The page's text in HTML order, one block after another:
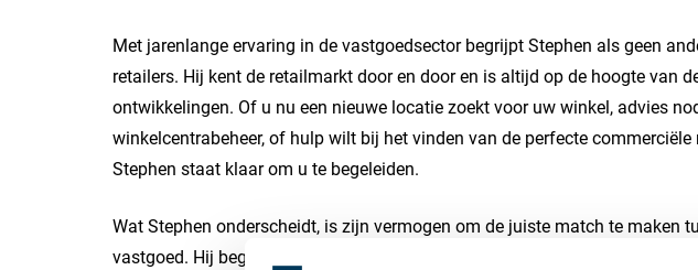
Met jarenlange ervaring in de vastgoedsector begrijpt Stephen als geen
retailers. Hij kent de retailmarkt door en door en is altijd op de hoogte van
ontwikkelingen. Of u nu een nieuwe locatie zoekt voor uw winkel, advies
winkelcentrabeheer, of hulp wilt bij het vinden van de perfecte
Stephen staat klaar om u te begeleiden.
Wat Stephen onderscheidt, is zijn vermogen om de juiste match te maken
vastgoed. Hij begrijpt dat de locatie van cruciaal belang is voor het succes